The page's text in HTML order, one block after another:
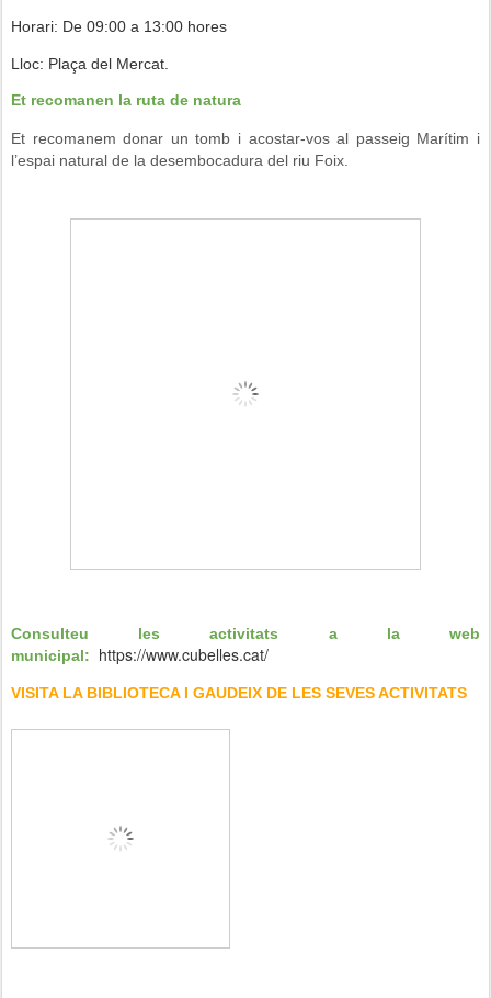
Horari: De 09:00 a 13:00 hores
Lloc: Plaça del Mercat.
Et recomanen la ruta de natura
Et recomanem donar un tomb i acostar-vos al passeig Marítim i
l’espai natural de la desembocadura del riu Foix.
Consulteu les activitats a la web
municipal:
https://www.cubelles.cat/
VISITA LA BIBLIOTECA I GAUDEIX DE LES SEVES ACTIVITATS